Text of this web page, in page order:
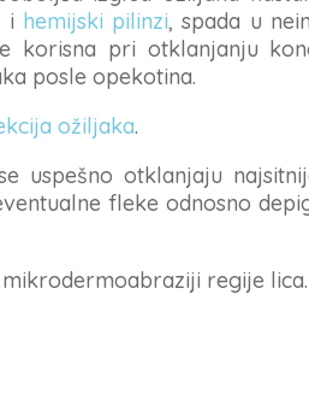
i hemijski pilinzi, spada u
korisna pri otklanjanju
posle opekotina.
ožiljaka.
uspešno otklanjaju
fleke odnosno
regije lica.